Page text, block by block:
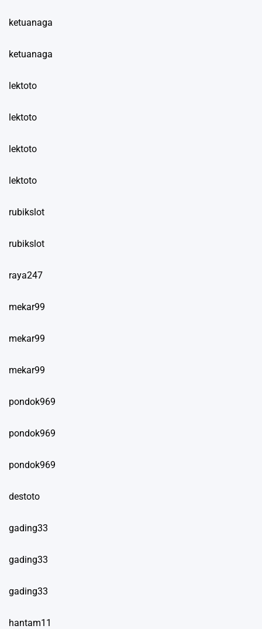
ketuanaga
ketuanaga
lektoto
lektoto
lektoto
lektoto
rubikslot
rubikslot
raya247
mekar99
mekar99
mekar99
pondok969
pondok969
pondok969
destoto
gading33
gading33
gading33
hantam11